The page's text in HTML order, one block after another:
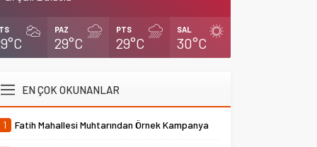
PAZ
29°C
PTS
29°C
SAL
30°C
EN ÇOK OKUNANLAR
1 Fatih Mahallesi Muhtarından Örnek Kampanya